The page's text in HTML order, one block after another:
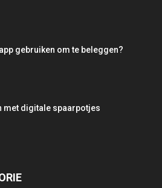
gebruiken om te beleggen?
met digitale spaarpotjes